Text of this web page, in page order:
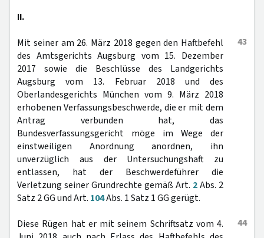
II.
43
Mit seiner am 26. März 2018 gegen den Haftbefehl
des Amtsgerichts Augsburg vom 15. Dezember
2017 sowie die Beschlüsse des Landgerichts
Augsburg vom 13. Februar 2018 und des
Oberlandesgerichts München vom 9. März 2018
erhobenen Verfassungsbeschwerde, die er mit dem
Antrag verbunden hat, das
Bundesverfassungsgericht möge im Wege der
einstweiligen Anordnung anordnen, ihn
unverzüglich aus der Untersuchungshaft zu
entlassen, hat der Beschwerdeführer die
Verletzung seiner Grundrechte gemäß Art. 2Abs. 2
Satz 2 GG und Art. 104Abs. 1 Satz 1 GG gerügt.
44
Diese Rügen hat er mit seinem Schriftsatz vom 4.